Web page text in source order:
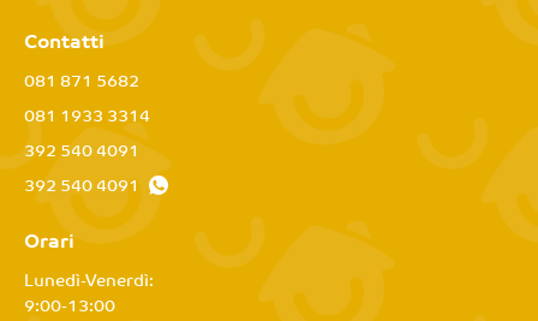
Contatti
081 871 5682
081 1933 3314
392 540 4091
392 540 4091
Orari
Lunedì-Venerdì:
9:00-13:00